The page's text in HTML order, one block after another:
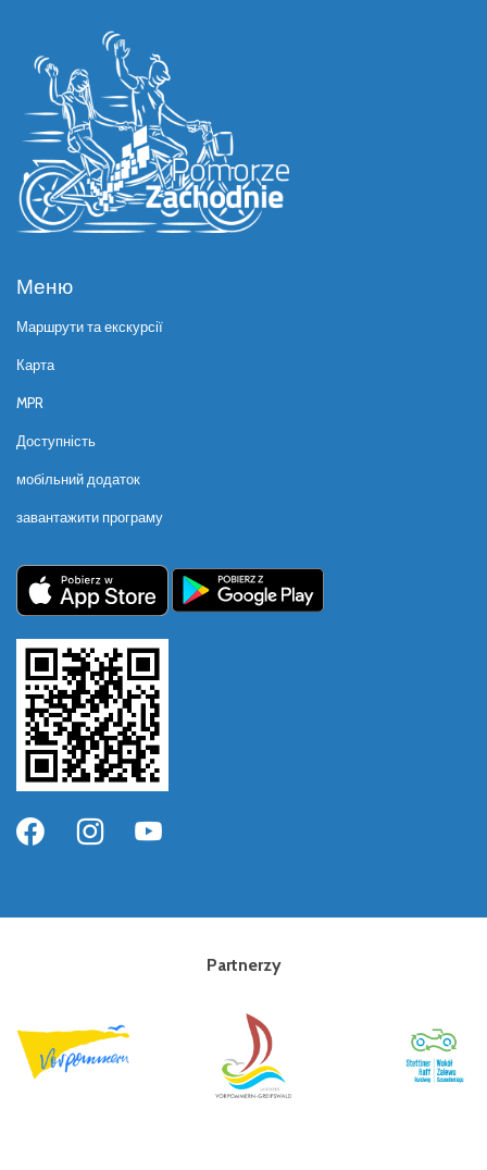
Меню
Маршрути та екскурсії
Карта
MPR
Доступність
мобільний додаток
завантажити програму
Partnerzy